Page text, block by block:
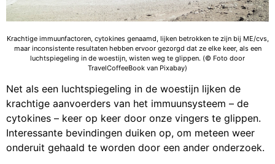
Krachtige immuunfactoren, cytokines genaamd, lijken betrokken te zijn bij ME/cvs,
maar inconsistente resultaten hebben ervoor gezorgd dat ze elke keer, als een
luchtspiegeling in de woestijn, wisten weg te glippen. (© Foto door
TravelCoffeeBook van Pixabay)
Net als een luchtspiegeling in de woestijn lijken de
krachtige aanvoerders van het immuunsysteem – de
cytokines – keer op keer door onze vingers te glippen.
Interessante bevindingen duiken op, om meteen weer
onderuit gehaald te worden door een ander onderzoek.